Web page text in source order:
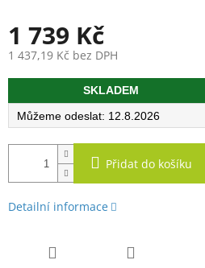
1 739 Kč
1 437,19 Kč bez DPH
Měrná
SKLADEM
12.8.2026
Přidat do košíku
Detailní informace